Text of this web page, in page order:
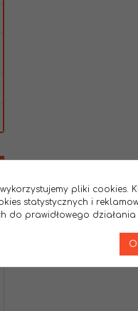
pliki cookies.
statystycznych i
do prawidłowego